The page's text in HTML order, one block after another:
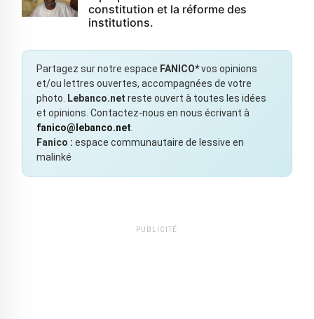
constitution et la réforme des
institutions.
Partagez sur notre espace FANICO*vos opinions
et/ou lettres ouvertes, accompagnées de votre
photo. Lebanco.net reste ouvert à toutes les idées
et opinions. Contactez-nous en nous écrivant à
fanico@lebanco.net.
Fanico : espace communautaire de lessive en
malinké
PUBLICITÉ